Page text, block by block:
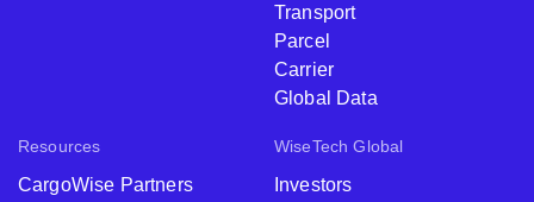
Transport
Parcel
Carrier
Global Data
Resources
CargoWise Partners
WiseTech Global
Investors